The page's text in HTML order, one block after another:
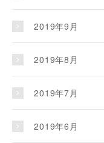
2019年9月
2019年8月
2019年7月
2019年6月